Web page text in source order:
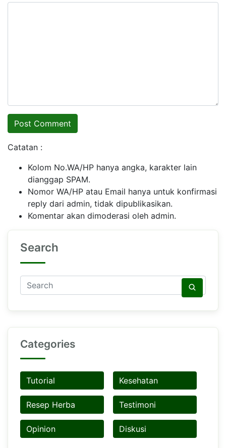
Catatan :
Kolom No.WA/HP hanya angka, karakter lain
dianggap SPAM.
Nomor WA/HP atau Email hanya untuk konfirmasi
reply dari admin, tidak dipublikasikan.
Komentar akan dimoderasi oleh admin.
Search
Categories
Tutorial Kesehatan
Resep Herba Testimoni
Opinion Diskusi